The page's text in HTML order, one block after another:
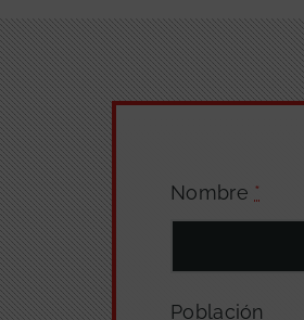
Nombre *
Población